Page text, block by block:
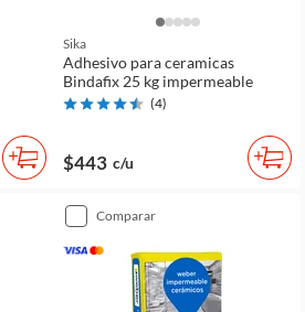
Sika
Adhesivo para ceramicas
Bindafix 25 kg impermeable
(4)
$443 c/u
comparar